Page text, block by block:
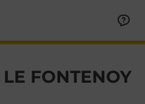
LE FONTENOY